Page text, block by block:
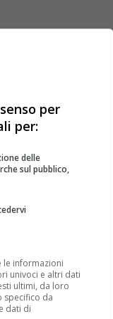
un libro di
del primo
Principe
di
Doria
Hubb
delle
per
È un
di
per
per:
delle
sul pubblico,
le informazioni
univoci e altri dati
ultimi, da loro
specifico da
dati di